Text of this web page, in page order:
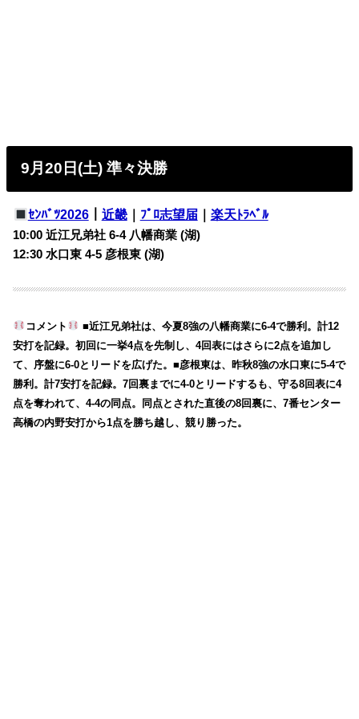
9月20日(土) 準々決勝
ｾﾝﾊﾞﾂ2026｜ 近畿｜ ﾌﾟﾛ志望届｜ 楽天ﾄﾗﾍﾞﾙ
10:00 近江兄弟社 6-4 八幡商業 (湖)
12:30 水口東 4-5 彦根東 (湖)
コメント
■近江兄弟社は、今夏8強の八幡商業に6-4で勝利。計12
安打を記録。初回に一挙4点を先制し、4回表にはさらに2点を追加し
て、序盤に6-0とリードを広げた。■彦根東は、昨秋8強の水口東に5-4で
勝利。計7安打を記録。7回裏までに4-0とリードするも、守る8回表に4
点を奪われて、4-4の同点。同点とされた直後の8回裏に、7番センター
高橋の内野安打から1点を勝ち越し、競り勝った。